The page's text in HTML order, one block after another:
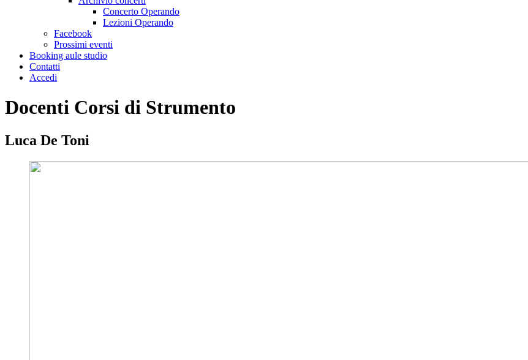
Concerto Operando
Lezioni Operando
Facebook
Prossimi eventi
Booking aule studio
Contatti
Accedi
Docenti Corsi di Strumento
Luca De Toni